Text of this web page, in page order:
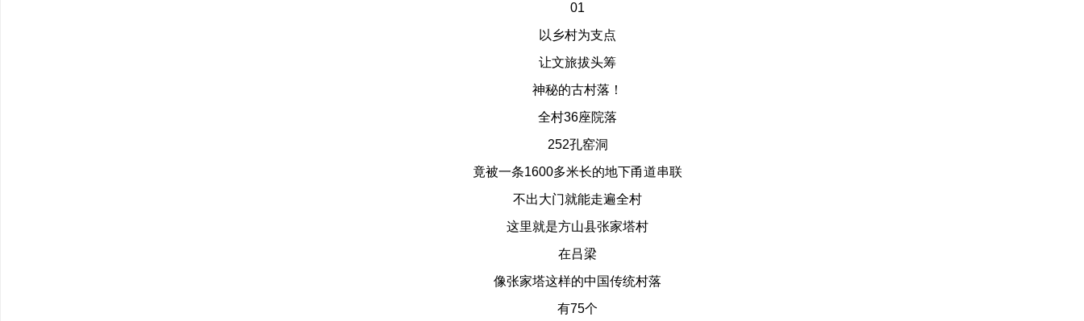
01
以乡村为支点
让文旅拔头筹
神秘的古村落！
全村36座院落
252孔窑洞
竟被一条1600多米长的地下甬道串联
不出大门就能走遍全村
这里就是方山县张家塔村
在吕梁
像张家塔这样的中国传统村落
有75个